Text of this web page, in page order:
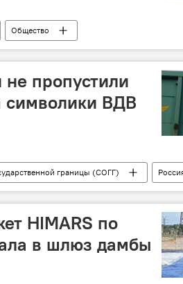
Общество
пропустили
символики ВДВ
границы (СОГГ)
HIMARS по
в шлюз дамбы